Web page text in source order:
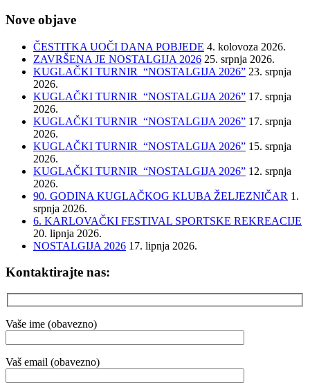
Nove objave
ČESTITKA UOČI DANA POBJEDE 4. kolovoza 2026.
ZAVRŠENA JE NOSTALGIJA 2026 25. srpnja 2026.
KUGLAČKI TURNIR “NOSTALGIJA 2026” 23. srpnja
2026.
KUGLAČKI TURNIR “NOSTALGIJA 2026” 17. srpnja
2026.
KUGLAČKI TURNIR “NOSTALGIJA 2026” 17. srpnja
2026.
KUGLAČKI TURNIR “NOSTALGIJA 2026” 15. srpnja
2026.
KUGLAČKI TURNIR “NOSTALGIJA 2026” 12. srpnja
2026.
90. GODINA KUGLAČKOG KLUBA ŽELJEZNIČAR 1.
srpnja 2026.
6. KARLOVAČKI FESTIVAL SPORTSKE REKREACIJE
20. lipnja 2026.
NOSTALGIJA 2026 17. lipnja 2026.
Kontaktirajte nas:
Vaše ime (obavezno)
Vaš email (obavezno)